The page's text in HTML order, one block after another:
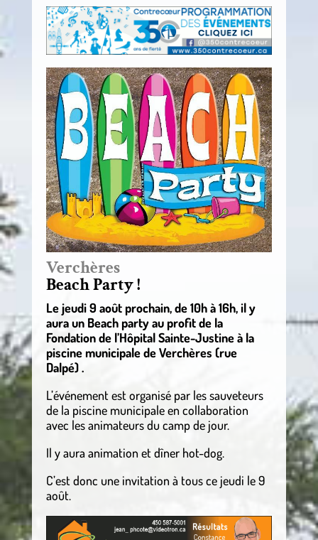
Verchères
Beach Party !
Le jeudi 9 août prochain, de 10h à 16h, il y
aura un Beach party au profit de la
Fondation de l’Hôpital Sainte-Justine à la
piscine municipale de Verchères (rue
Dalpé) .
L’événement est organisé par les sauveteurs
de la piscine municipale en collaboration
avec les animateurs du camp de jour.
Il y aura animation et dîner hot-dog.
C’est donc une invitation à tous ce jeudi le 9
août.